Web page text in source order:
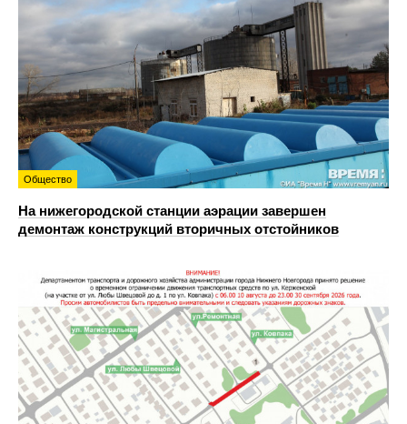
Общество
На нижегородской станции аэрации завершен
демонтаж конструкций вторичных отстойников